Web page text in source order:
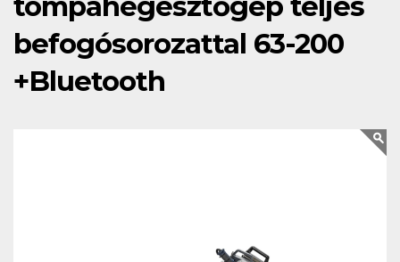
befogósorozattal 63-200
+Bluetooth